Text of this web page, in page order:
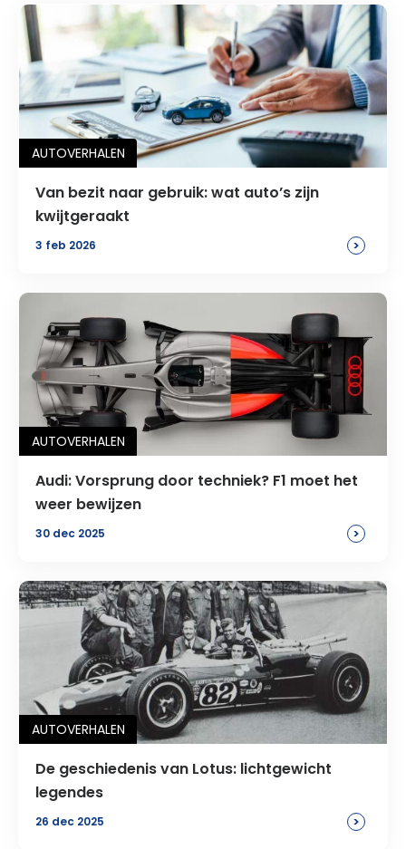
AUTOVERHALEN
Van bezit naar gebruik: wat auto’s zijn
kwijtgeraakt
3 feb 2026 >
AUTOVERHALEN
Audi: Vorsprung door techniek? F1 moet het
weer bewijzen
30 dec 2025 >
AUTOVERHALEN
De geschiedenis van Lotus: lichtgewicht
legendes
26 dec 2025 >